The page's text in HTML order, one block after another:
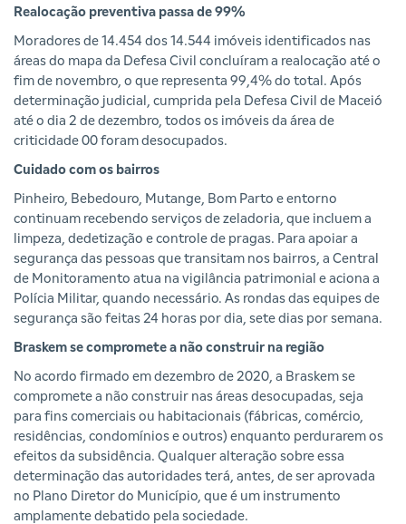
Realocação preventiva passa de 99%
Moradores de 14.454 dos 14.544 imóveis identificados nas
áreas do mapa da Defesa Civil concluíram a realocação até o
fim de novembro, o que representa 99,4% do total. Após
determinação judicial, cumprida pela Defesa Civil de Maceió
até o dia 2 de dezembro, todos os imóveis da área de
criticidade 00 foram desocupados.
Cuidado com os bairros
Pinheiro, Bebedouro, Mutange, Bom Parto e entorno
continuam recebendo serviços de zeladoria, que incluem a
limpeza, dedetização e controle de pragas. Para apoiar a
segurança das pessoas que transitam nos bairros, a Central
de Monitoramento atua na vigilância patrimonial e aciona a
Polícia Militar, quando necessário. As rondas das equipes de
segurança são feitas 24 horas por dia, sete dias por semana.
Braskem se compromete a não construir na região
No acordo firmado em dezembro de 2020, a Braskem se
compromete a não construir nas áreas desocupadas, seja
para fins comerciais ou habitacionais (fábricas, comércio,
residências, condomínios e outros) enquanto perdurarem os
efeitos da subsidência. Qualquer alteração sobre essa
determinação das autoridades terá, antes, de ser aprovada
no Plano Diretor do Município, que é um instrumento
amplamente debatido pela sociedade.